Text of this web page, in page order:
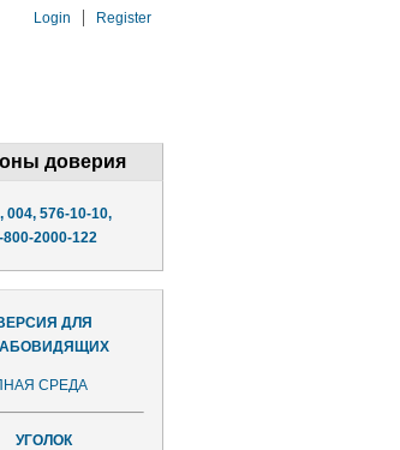
Login Register
доверия
004, 576-10-10,
800-2000-122
ДЛЯ
СРЕДА
УГОЛОК